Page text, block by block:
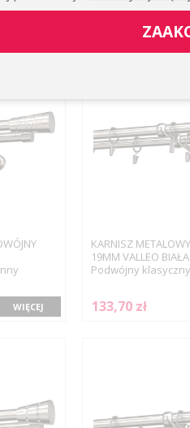
137,56 zł
WIĘCEJ
KARNISZ
19MM VALLEO BIAŁA
Podwójny
133,70 zł